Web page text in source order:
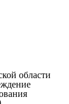
области